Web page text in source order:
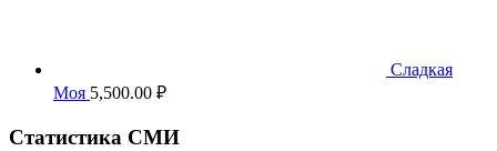
Сладкая
Моя 5,500.00 ₽
Статистика СМИ